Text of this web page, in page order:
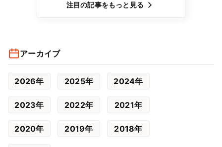
注目の記事をもっと見る
アーカイブ
2026年 2025年 2024年
2023年 2022年 2021年
2020年 2019年 2018年